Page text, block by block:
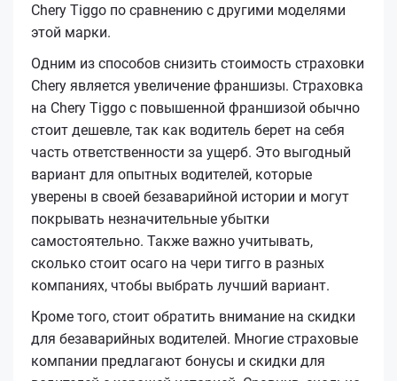
Chery Tiggo по сравнению с другими моделями
этой марки.
Одним из способов снизить стоимость страховки
Chery является увеличение франшизы. Страховка
на Chery Tiggo с повышенной франшизой обычно
стоит дешевле, так как водитель берет на себя
часть ответственности за ущерб. Это выгодный
вариант для опытных водителей, которые
уверены в своей безаварийной истории и могут
покрывать незначительные убытки
самостоятельно. Также важно учитывать,
сколько стоит осаго на чери тигго в разных
компаниях, чтобы выбрать лучший вариант.
Кроме того, стоит обратить внимание на скидки
для безаварийных водителей. Многие страховые
компании предлагают бонусы и скидки для